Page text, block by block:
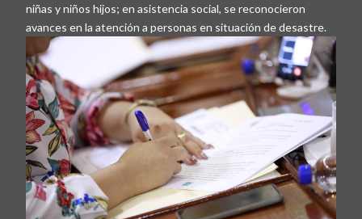
niñas y niños hijos; en asistencia social, se reconocieron
avances en la atención a personas en situación de desastre.